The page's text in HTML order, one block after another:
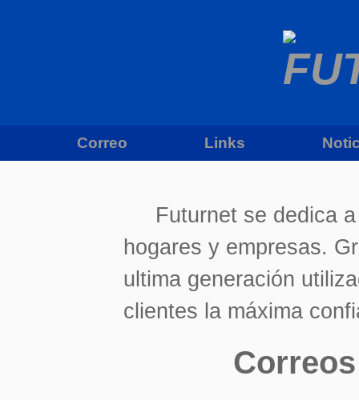
Correo Links
Futurnet se dedica
hogares y empresas.
ultima generación
clientes la máxima